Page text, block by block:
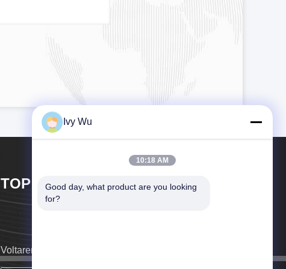
TOP GOLF CO.,LTD
Voltaremos a ligar-lhe o mais depressa possível.
Ivy Wu
10:18 AM
Good day, what product are you looking
for?